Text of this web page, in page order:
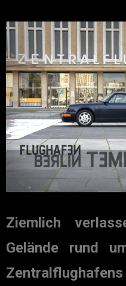
Ziemlich
Gelände rund